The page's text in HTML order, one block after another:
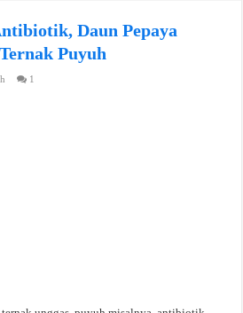
Daun Pepaya
Puyuh
1